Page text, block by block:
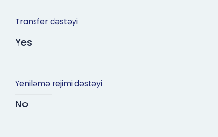
Transfer dəstəyi
Yes
Yeniləmə rejimi dəstəyi
No